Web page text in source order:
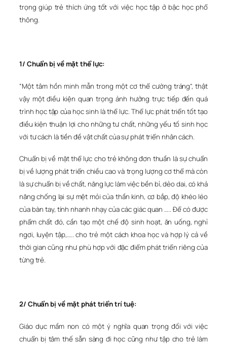
trọng giúp trẻ thích ứng tốt với việc học tập ở bậc học phổ
thông.
1/ Chuẩn bị về mặt thể lực:
“Một tâm hồn minh mẫn trong một cơ thể cường tráng”, thật
vậy một điều kiện quan trọng ảnh hưởng trực tiếp đến quá
trình học tập của học sinh là thể lực. Thể lực phát triển tốt tạo
điều kiện thuận lợi cho những tư chất, những yếu tố sinh học
với tư cách là tiền đề vật chất của sự phát triển nhân cách.
Chuẩn bị về mặt thể lực cho trẻ không đơn thuần là sự chuẩn
bị về lượng phát triển chiều cao và trọng lượng cơ thể mà còn
là sự chuẩn bị về chất, năng lực làm việc bền bỉ, dẻo dai, có khả
năng chống lại sự mệt mỏi của thần kinh, cơ bắp, độ khéo léo
của bàn tay, tính nhanh nhạy của các giác quan ….. Để có được
phẩm chất đó, cần tạo một chế độ sinh hoạt, ăn uống, nghỉ
ngơi, luyện tập,….. cho trẻ một cách khoa học và hợp lý cả về
thời gian cũng như phù hợp với đặc điểm phát triển riêng của
từng trẻ.
2/ Chuẩn bị về mặt phát triển trí tuệ:
Giáo dục mầm non có một ý nghĩa quan trọng đối với việc
chuẩn bị tâm thế sẵn sàng đi học cũng như tập cho trẻ làm